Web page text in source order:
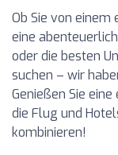
Ob Sie von
eine
oder die besten
suchen – wir
Genießen Sie
die Flug und
kombinieren!